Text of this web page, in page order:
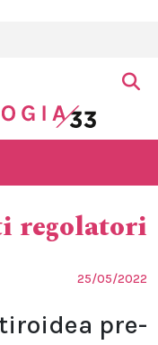
regolatori
25/05/2022
pre-